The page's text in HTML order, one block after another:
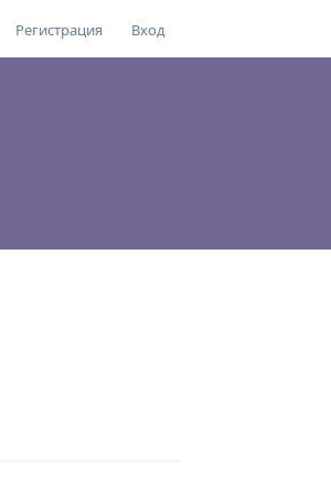
Регистрация Вход